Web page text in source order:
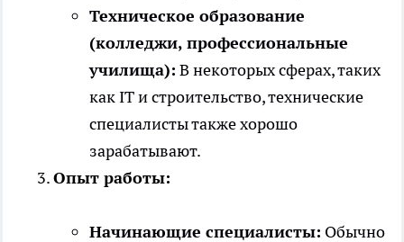
Техническое образование
(колледжи, профессиональные
училища): В некоторых сферах, таких
как IT и строительство, технические
специалисты также хорошо
зарабатывают.
Опыт работы:
Начинающие специалисты: Обычно